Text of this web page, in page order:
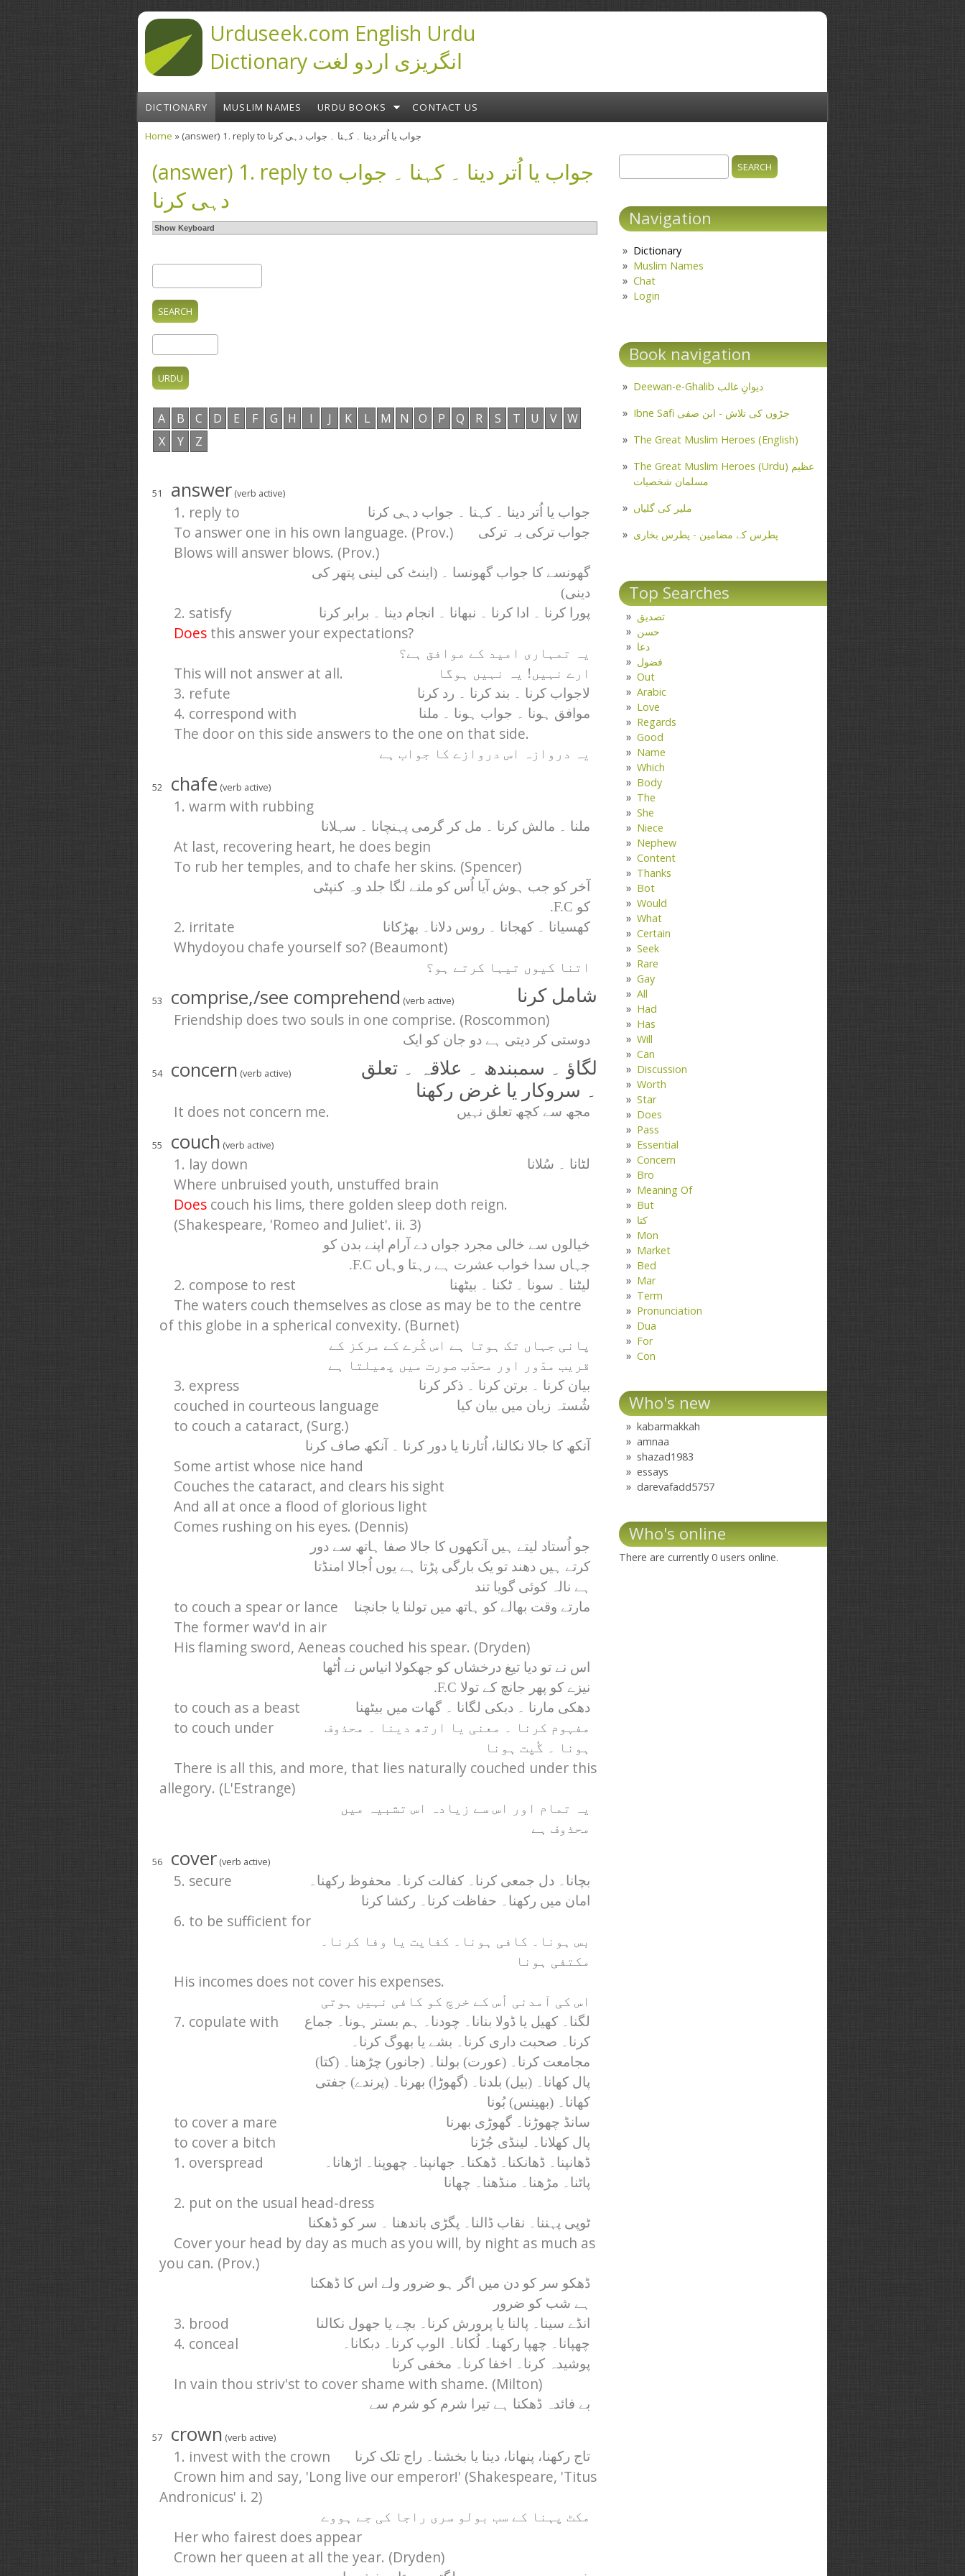
Urduseek.com English Urdu
Dictionary انگریزی اردو لغت
DICTIONARY MUSLIM NAMES URDU BOOKS CONTACT US
Home » (answer) 1. reply to جواب یا اُتر دینا ۔ کہنا ۔ جواب دہی کرنا
(answer) 1. reply to جواب یا اُتر دینا ۔ کہنا ۔ جواب
دہی کرنا
Show Keyboard
A B C D E F G H I J K L M N O P Q R S T U V
W
X
Y Z
51 answer (verb active)
1. reply to جواب یا اُتر دینا ۔ کہنا ۔ جواب دہی کرنا
To answer one in his own language. (Prov.) جواب ترکی بہ ترکی
Blows will answer blows. (Prov.)
گھونسے کا جواب گھونسا ۔ (اینٹ کی لینی پتھر کی
دینی)
2. satisfy پورا کرنا ۔ ادا کرنا ۔ نبھانا ۔ انجام دینا ۔ برابر کرنا
Does this answer your expectations?
یہ تمہاری امید کے موافق ہے؟
This will not answer at all. ارے نہیں! یہ نہیں ہوگا
3. refute لاجواب کرنا ۔ بند کرنا ۔ رد کرنا
4. correspond with موافق ہونا ۔ جواب ہونا ۔ ملنا
The door on this side answers to the one on that side.
یہ دروازہ اس دروازے کا جواب ہے
52 chafe (verb active)
1. warm with rubbing
ملنا ۔ مالش کرنا ۔ مل کر گرمی پہنچانا ۔ سہلانا
At last, recovering heart, he does begin
To rub her temples, and to chafe her skins. (Spencer)
آخر کو جب ہوش آیا اُس کو ملنے لگا جلد وہ کنپٹی
کو F.C.
2. irritate کھسیانا ۔ کھجانا ۔ روس دلانا۔ بھڑکانا
Whydoyou chafe yourself so? (Beaumont)
اتنا کیوں تیہا کرتے ہو؟
53 comprise,/see comprehend (verb active) شامل کرنا
Friendship does two souls in one comprise. (Roscommon)
دوستی کر دیتی ہے دو جان کو ایک
54 concern (verb active)
لگاؤ ۔ سمبندھ ۔ علاقہ ۔ تعلق
۔ سروکار یا غرض رکھنا
It does not concern me. مجھ سے کچھ تعلق نہیں
55 couch (verb active)
1. lay down لٹانا ۔ سُلانا
Where unbruised youth, unstuffed brain
Does couch his lims, there golden sleep doth reign.
(Shakespeare, 'Romeo and Juliet'. ii. 3)
خیالوں سے خالی مجرد جواں دے آرام اپنے بدن کو
جہاں سدا خواب عشرت ہے رہتا وہاں F.C.
2. compose to rest لیٹنا ۔ سونا ۔ ٹکنا ۔ بیٹھنا
The waters couch themselves as close as may be to the centre
of this globe in a spherical convexity. (Burnet)
پانی جہاں تک ہوتا ہے اس کُرے کے مرکز کے
قریب مدّور اور محدّب صورت میں پھیلتا ہے
3. express بیان کرنا ۔ برتن کرنا ۔ ذکر کرنا
couched in courteous language شُستہ زبان میں بیان کیا
to couch a cataract, (Surg.)
آنکھ کا جالا نکالنا، اُتارنا یا دور کرنا ۔ آنکھ صاف کرنا
Some artist whose nice hand
Couches the cataract, and clears his sight
And all at once a flood of glorious light
Comes rushing on his eyes. (Dennis)
جو اُستاد لیتے ہیں آنکھوں کا جالا صفا ہاتھ سے دور
کرتے ہیں دھند تو یک بارگی پڑتا ہے یوں اُجالا امنڈتا
ہے نالہ کوئی گویا تند
to couch a spear or lance مارتے وقت بھالے کو ہاتھ میں تولنا یا جانچنا
The former wav'd in air
His flaming sword, Aeneas couched his spear. (Dryden)
اس نے تو دیا تیغ درخشاں کو جھکولا انیاس نے اُٹھا
نیزے کو پھر جانچ کے تولا F.C.
to couch as a beast دھکی مارنا ۔ دبکی لگانا ۔ گھات میں بیٹھنا
to couch under
مفہوم کرنا ۔ معنی یا ارتھ دینا ۔ محذوف
ہونا ۔ گُپت ہونا
There is all this, and more, that lies naturally couched under this
allegory. (L'Estrange)
یہ تمام اور اس سے زیادہ اس تشبیہ میں
محذوف ہے
56 cover (verb active)
5. secure
بچانا۔ دل جمعی کرنا۔ کفالت کرنا۔ محفوظ رکھنا۔
امان میں رکھنا۔ حفاظت کرنا۔ رکشا کرنا
6. to be sufficient for
بس ہونا۔ کافی ہونا۔ کفایت یا وفا کرنا۔
مکتفی ہونا
His incomes does not cover his expenses.
اس کی آمدنی اُس کے خرچ کو کافی نہیں ہوتی
7. copulate with
لگنا۔ کھیل یا ڈولا بنانا۔ چودنا۔ ہم بستر ہونا۔ جماع
کرنا۔ صحبت داری کرنا۔ بشے یا بھوگ کرنا۔
مجامعت کرنا۔ (عورت) بولنا۔ (جانور) چڑھنا۔ (کتا)
پال کھانا۔ (بیل) بلدنا۔ (گھوڑا) بھرنا۔ (پرندے) جفتی
کھانا۔ (بھینس) بُونا
to cover a mare سانڈ چھوڑنا۔ گھوڑی بھرنا
to cover a bitch پال کھلانا۔ لینڈی جُڑنا
1. overspread
ڈھانپنا۔ ڈھانکنا۔ ڈھکنا۔ جھانپنا۔ چھوپنا۔ اڑھانا۔
پاٹنا۔ مڑھنا۔ منڈھنا۔ چھانا
2. put on the usual head-dress
ٹوپی پہننا۔ نقاب ڈالنا۔ پگڑی باندھنا ۔ سر کو ڈھکنا
Cover your head by day as much as you will, by night as much as
you can. (Prov.)
ڈھکو سر کو دن میں اگر ہو ضرور ولے اس کا ڈھکنا
ہے شب کو ضرور
3. brood انڈے سینا۔ پالنا یا پرورش کرنا۔ بچے یا جھول نکالنا
4. conceal
چھپانا۔ چھپا رکھنا۔ لُکانا۔ الوپ کرنا۔ دبکانا۔
پوشیدہ کرنا۔ اخفا کرنا۔ مخفی کرنا
In vain thou striv'st to cover shame with shame. (Milton)
بے فائدہ ڈھکنا ہے تیرا شرم کو شرم سے
57 crown (verb active)
1. invest with the crown تاج رکھنا، پنھانا، دینا یا بخشنا۔ راج تلک کرنا
Crown him and say, 'Long live our emperor!' (Shakespeare, 'Titus
Andronicus' i. 2)
مکٹ پہنا کے سب بولو سری راجا کی جے ہووے
Her who fairest does appear
Crown her queen at all the year. (Dryden)
Search form
Navigation
Dictionary
Muslim Names
Chat
Login
Book navigation
Deewan-e-Ghalib دیوانِ غالب
Ibne Safi جڑوں کی تلاش - ابن صفی
The Great Muslim Heroes (English)
The Great Muslim Heroes (Urdu) عظیم
مسلمان شخصیات
ملیر کی گلیاں
پطرس کے مضامین - پطرس بخاری
Top Searches
تصدیق
حسن
دعا
فضول
Out
Arabic
Love
Regards
Good
Name
Which
Body
The
She
Niece
Nephew
Content
Thanks
Bot
Would
What
Certain
Seek
Rare
Gay
All
Had
Has
Will
Can
Discussion
Worth
Star
Does
Pass
Essential
Concern
Bro
Meaning Of
But
کتا
Mon
Market
Bed
Mar
Term
Pronunciation
Dua
For
Con
Who's new
kabarmakkah
amnaa
shazad1983
essays
darevafadd5757
Who's online
There are currently 0 users online.